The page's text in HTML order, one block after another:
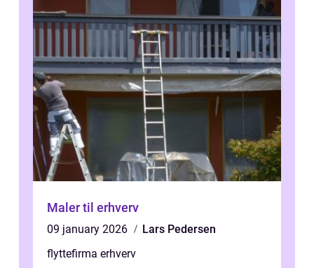
Maler til erhverv
09 january 2026
Lars Pedersen
flyttefirma erhverv